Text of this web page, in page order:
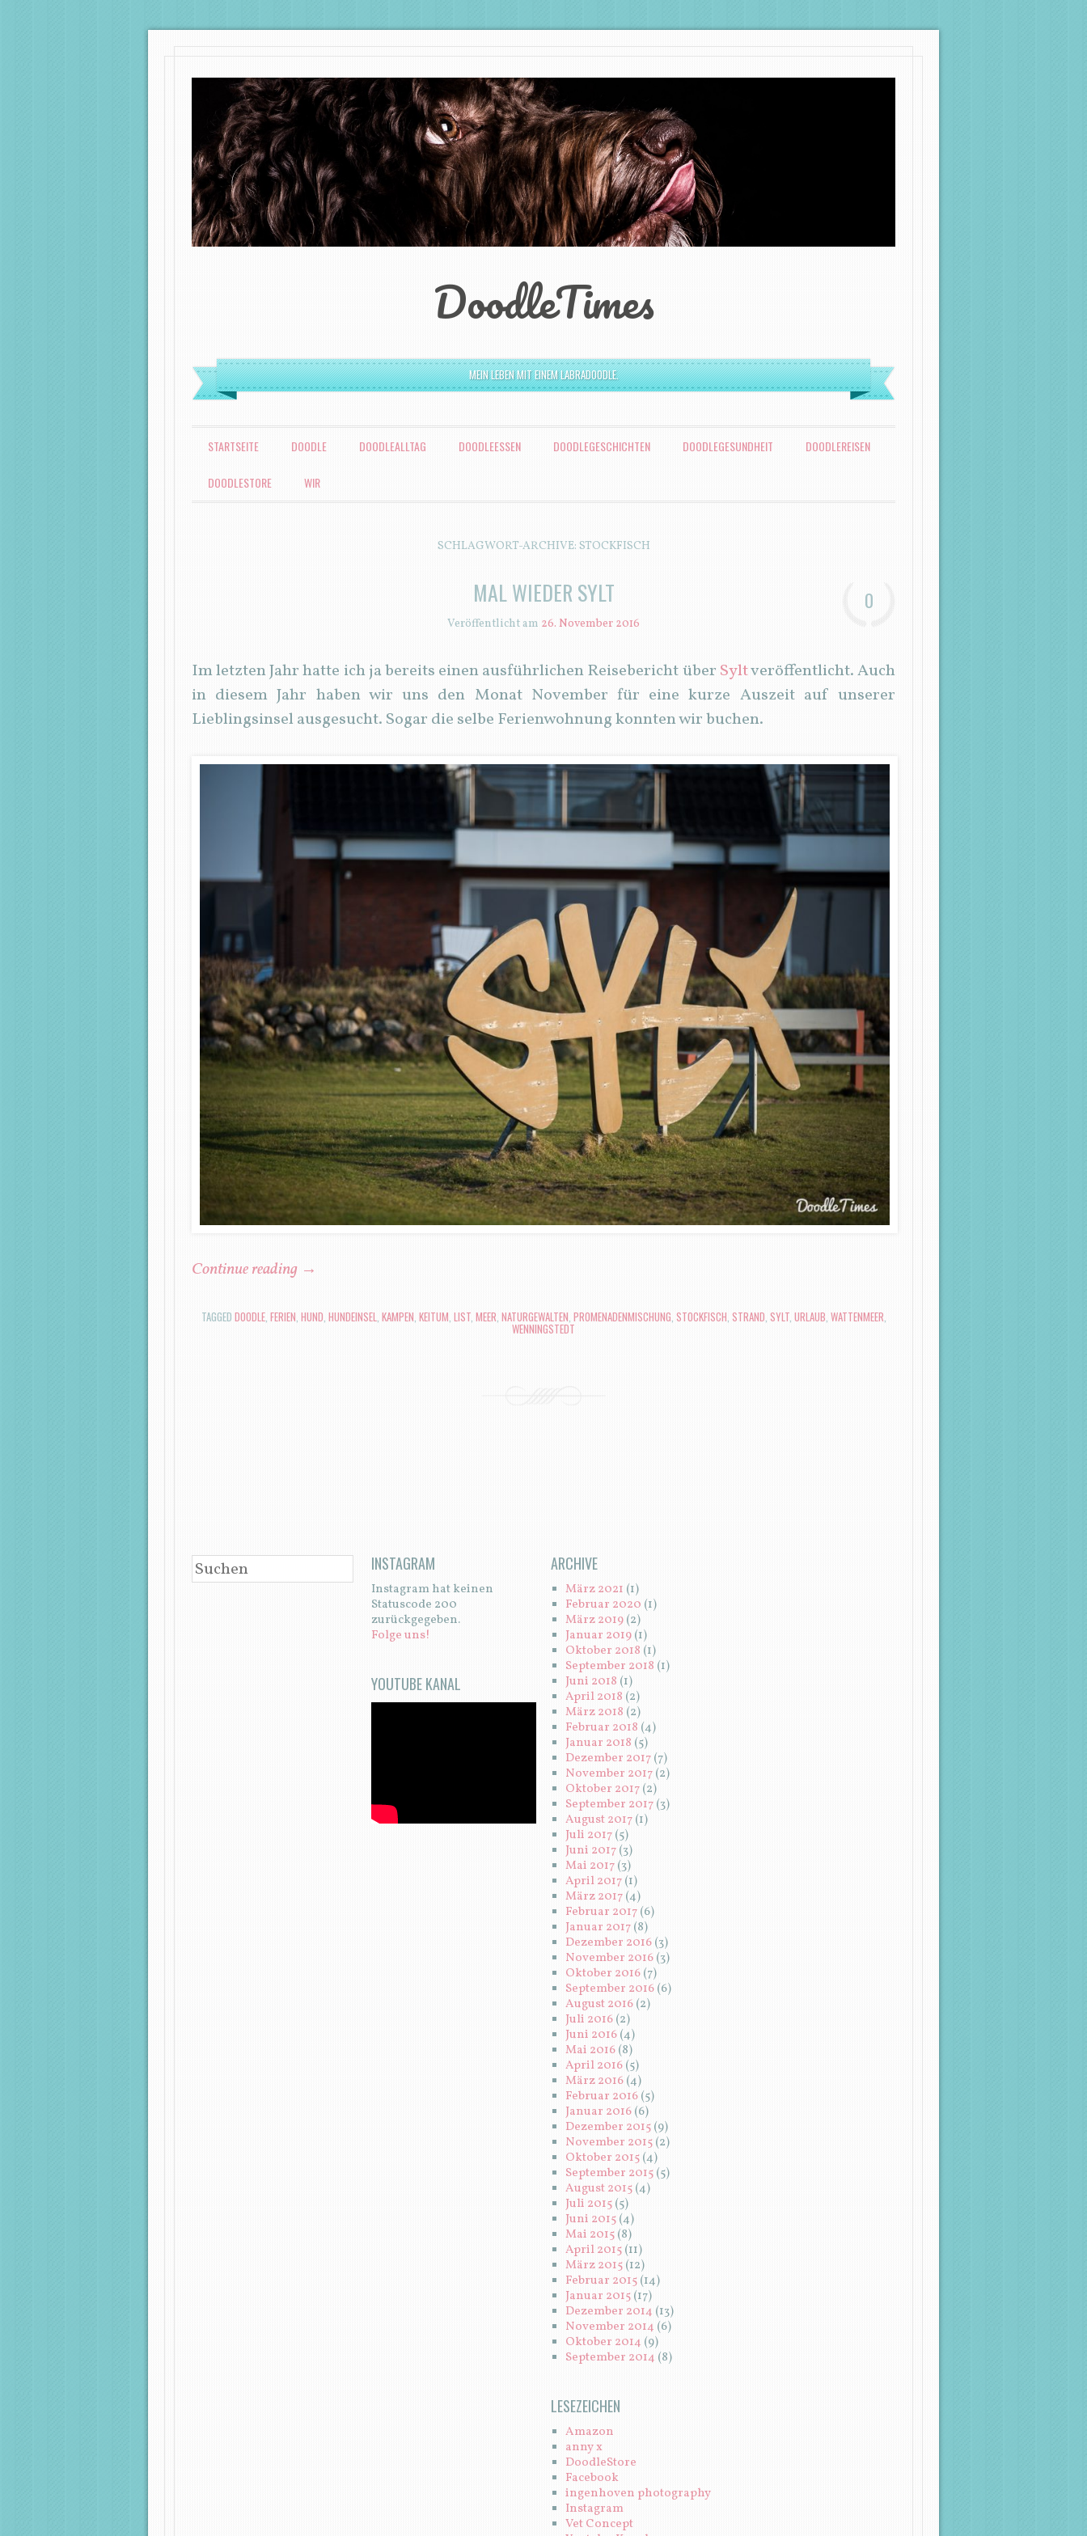
DoodleTimes
MEIN LEBEN MIT EINEM LABRADOODLE.
MENÜ
ZUM INHALT SPRINGEN
STARTSEITE DOODLE DOODLEALLTAG DOODLEESSEN DOODLEGESCHICHTEN DOODLEGESUNDHEIT DOODLEREISEN
DOODLESTORE WIR
SCHLAGWORT-ARCHIVE: STOCKFISCH
MAL WIEDER SYLT
Veröffentlicht am 26. November 2016
0
Im letzten Jahr hatte ich ja bereits einen ausführlichen Reisebericht über Syltveröffentlicht. Auch
in diesem Jahr haben wir uns den Monat November für eine kurze Auszeit auf unserer
Lieblingsinsel ausgesucht. Sogar die selbe Ferienwohnung konnten wir buchen.
Continue reading →
TAGGED DOODLE, FERIEN HUND HUNDEINSEL KAMPEN KEITUM LIST, MEER NATURGEWALTEN PROMENADENMISCHUNG STOCKFISCH STRAND SYLT, URLAUB WATTENMEER
WENNINGSTEDT
SUCHEN INSTAGRAM
Instagram hat keinen
Statuscode 200
zurückgegeben.
Folge uns!
YOUTUBE KANAL
ARCHIVE
März 2021 (1)
Februar 2020 (1)
März 2019(2)
Januar 2019(1)
Oktober 2018 (1)
September 2018 (1)
Juni 2018 (1)
April 2018 (2)
März 2018 (2)
Februar 2018 (4)
Januar 2018 (5)
Dezember 2017(7)
November 2017(2)
Oktober 2017(2)
September 2017(3)
August 2017(1)
Juli 2017(5)
Juni 2017(3)
Mai 2017(3)
April 2017(1)
März 2017(4)
Februar 2017(6)
Januar 2017(8)
Dezember 2016(3)
November 2016(3)
Oktober 2016(7)
September 2016(6)
August 2016(2)
Juli 2016(2)
Juni 2016(4)
Mai 2016(8)
April 2016(5)
März 2016(4)
Februar 2016(5)
Januar 2016(6)
Dezember 2015(9)
November 2015(2)
Oktober 2015(4)
September 2015(5)
August 2015(4)
Juli 2015(5)
Juni 2015(4)
Mai 2015(8)
April 2015(11)
März 2015(12)
Februar 2015(14)
Januar 2015(17)
Dezember 2014 (13)
November 2014 (6)
Oktober 2014 (9)
September 2014 (8)
LESEZEICHEN
Amazon
anny x
DoodleStore
Facebook
ingenhoven photography
Instagram
Vet Concept